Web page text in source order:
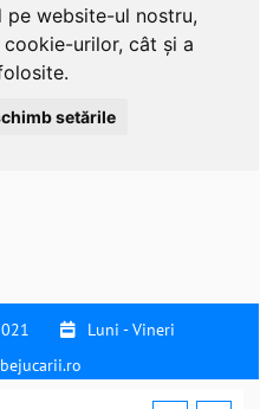
website-ul nostru,
urilor, cât și a
setările
Luni - Vineri